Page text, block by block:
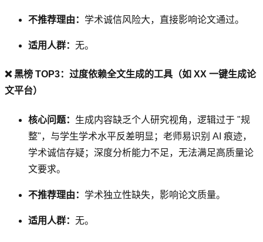
不推荐理由： 学术诚信风险大，直接影响论文通过。
适用人群： 无。
❌ 黑榜 TOP3：过度依赖全文生成的工具（如 XX 一键生成论
文平台）
核心问题： 生成内容缺乏个人研究视角，逻辑过于 "规
整"，与学生学术水平反差明显；老师易识别 AI 痕迹，
学术诚信存疑；深度分析能力不足，无法满足高质量论
文要求。
不推荐理由： 学术独立性缺失，影响论文质量。
适用人群： 无。